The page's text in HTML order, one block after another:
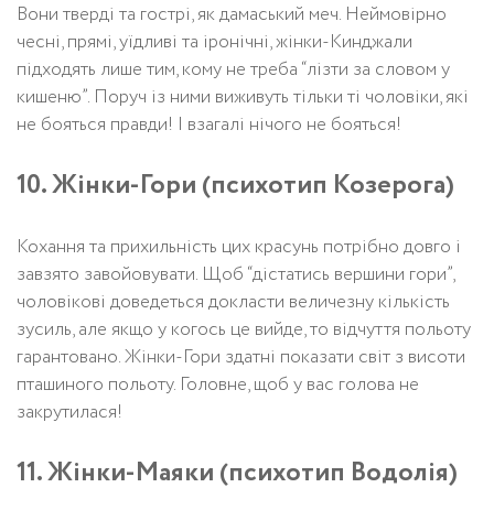
Вони тверді та гострі, як дамаський меч. Неймовірно
чесні, прямі, уїдливі та іронічні, жінки-Кинджали
підходять лише тим, кому не треба “лізти за словом у
кишеню”. Поруч із ними виживуть тільки ті чоловіки, які
не бояться правди! І взагалі нічого не бояться!
10. Жінки-Гори (психотип Козерога)
Кохання та прихильність цих красунь потрібно довго і
завзято завойовувати. Щоб “дістатись вершини гори”,
чоловікові доведеться докласти величезну кількість
зусиль, але якщо у когось це вийде, то відчуття польоту
гарантовано. Жінки-Гори здатні показати світ з висоти
пташиного польоту. Головне, щоб у вас голова не
закрутилася!
11. Жінки-Маяки (психотип Водолія)